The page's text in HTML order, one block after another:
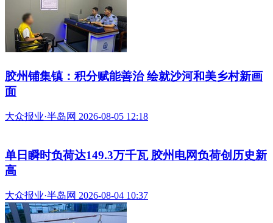
胶州铺集镇：积分赋能善治 绘就沙河和美乡村新画
面
大众报业·半岛网 2026-08-05 12:18
单日瞬时负荷达149.3万千瓦 胶州电网负荷创历史新
高
大众报业·半岛网 2026-08-04 10:37